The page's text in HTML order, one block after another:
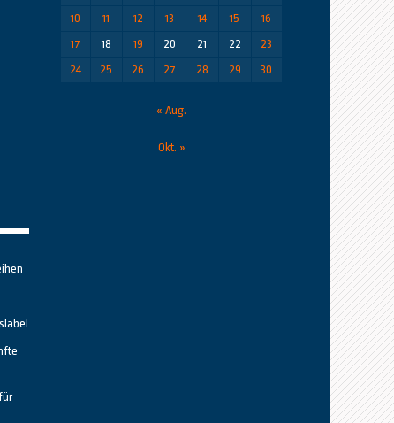
10
11 12 13 14 15
16
17
18 19 20 21 22
23
24
25 26 27 28 29 30
« Aug.
Okt. »